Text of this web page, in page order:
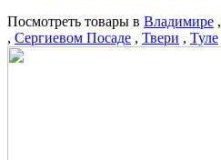
Посмотреть товары в Владимире ,
, Сергиевом Посаде , Твери , Туле